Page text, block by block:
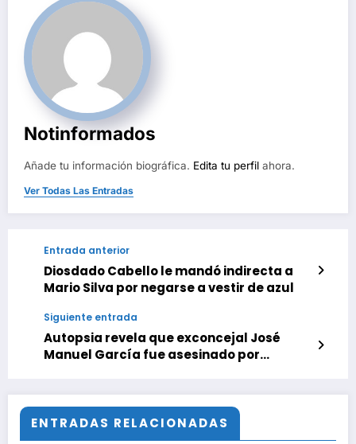
Notinformados
Añade tu información biográfica. Edita tu perfil ahora.
Ver Todas Las Entradas
Entrada anterior
Diosdado Cabello le mandó indirecta a
Mario Silva por negarse a vestir de azul
Siguiente entrada
Autopsia revela que exconcejal José
Manuel García fue asesinado por
ENTRADAS RELACIONADAS